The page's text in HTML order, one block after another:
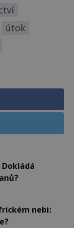
útok
nebi: